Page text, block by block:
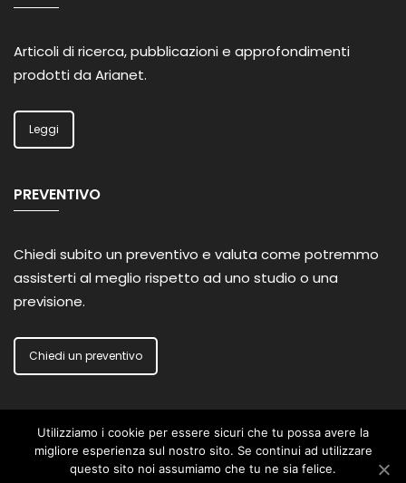
Articoli di ricerca, pubblicazioni e approfondimenti
prodotti da Arianet.
Leggi
PREVENTIVO
Chiedi subito un preventivo e valuta come potremmo
assisterti al meglio rispetto ad uno studio o una
previsione.
Chiedi un preventivo
Politica Privacy
Utilizziamo i cookie per essere sicuri che tu possa avere la
migliore esperienza sul nostro sito. Se continui ad utilizzare
questo sito noi assumiamo che tu ne sia felice.